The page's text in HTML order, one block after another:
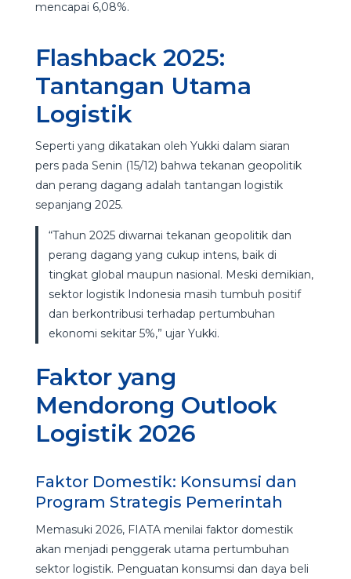
mencapai 6,08%.
Flashback 2025:
Tantangan Utama
Logistik
Seperti yang dikatakan oleh Yukki dalam siaran
pers pada Senin (15/12) bahwa tekanan geopolitik
dan perang dagang adalah tantangan logistik
sepanjang 2025.
“Tahun 2025 diwarnai tekanan geopolitik dan
perang dagang yang cukup intens, baik di
tingkat global maupun nasional. Meski demikian,
sektor logistik Indonesia masih tumbuh positif
dan berkontribusi terhadap pertumbuhan
ekonomi sekitar 5%,” ujar Yukki.
Faktor yang
Mendorong Outlook
Logistik 2026
Faktor Domestik: Konsumsi dan
Program Strategis Pemerintah
Memasuki 2026, FIATA menilai faktor domestik
akan menjadi penggerak utama pertumbuhan
sektor logistik. Penguatan konsumsi dan daya beli